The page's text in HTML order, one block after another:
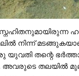
നിന്ന്
തന്റെ
അവരുടെ തലയിൽ